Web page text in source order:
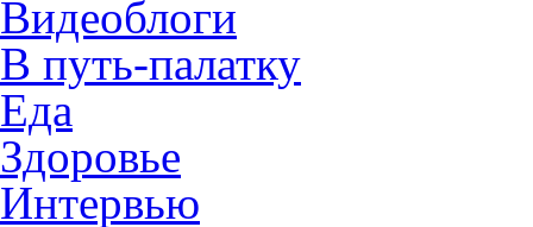
Видеоблоги
В путь-палатку
Еда
Здоровье
Интервью